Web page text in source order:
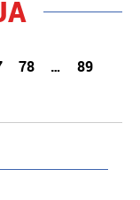
78 …
89